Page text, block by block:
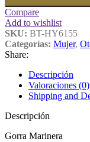
Compare
Add to wishlist
SKU: BT-HY6155
Categorías: Mujer,
Share:
Descripción
Valoraciones (0)
Shipping and
Descripción
Gorra Marinera